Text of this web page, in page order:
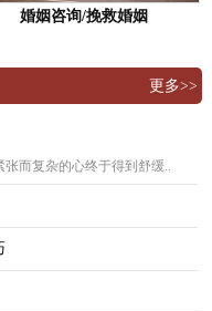
婚姻咨询/挽救婚姻
更多>>
而复杂的心终于得到舒缓..